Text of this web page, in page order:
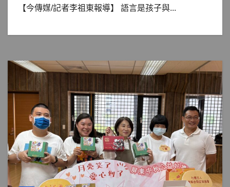
【今傳媒/記者李祖東報導】 語言是孩子與...